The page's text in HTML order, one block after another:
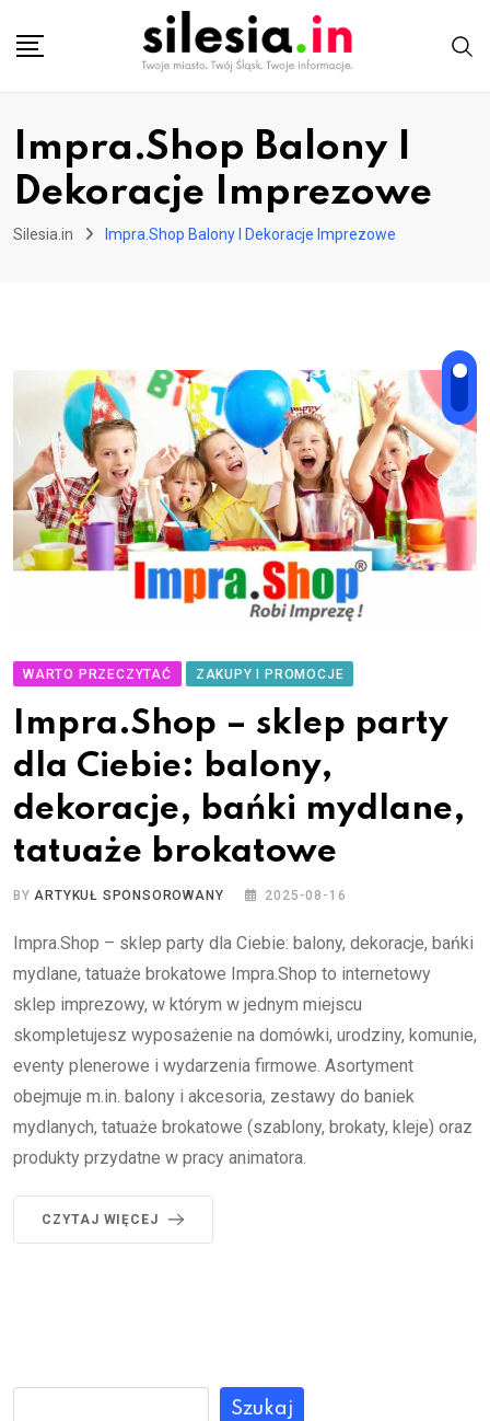
Impra.Shop Balony I
Dekoracje Imprezowe
Silesia.in Impra.Shop Balony I Dekoracje Imprezowe
WARTO PRZECZYTAĆ ZAKUPY I PROMOCJE
Impra.Shop – sklep party
dla Ciebie: balony,
dekoracje, bańki mydlane,
tatuaże brokatowe
BYARTYKUŁ SPONSOROWANY 2025-08-16
Impra.Shop – sklep party dla Ciebie: balony, dekoracje, bańki
mydlane, tatuaże brokatowe Impra.Shop to internetowy
sklep imprezowy, w którym w jednym miejscu
skompletujesz wyposażenie na domówki, urodziny, komunie,
eventy plenerowe i wydarzenia firmowe. Asortyment
obejmuje m.in. balony i akcesoria, zestawy do baniek
mydlanych, tatuaże brokatowe (szablony, brokaty, kleje) oraz
produkty przydatne w pracy animatora.
CZYTAJ WIĘCEJ
Szukaj